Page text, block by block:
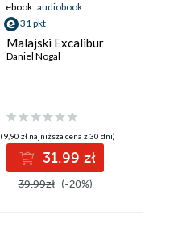
ebook audiobook
31 pkt
Malajski Excalibur
Daniel Nogal
(9,90 zł najniższa cena z 30 dni)
31.99 zł
39.99zł (-20%)